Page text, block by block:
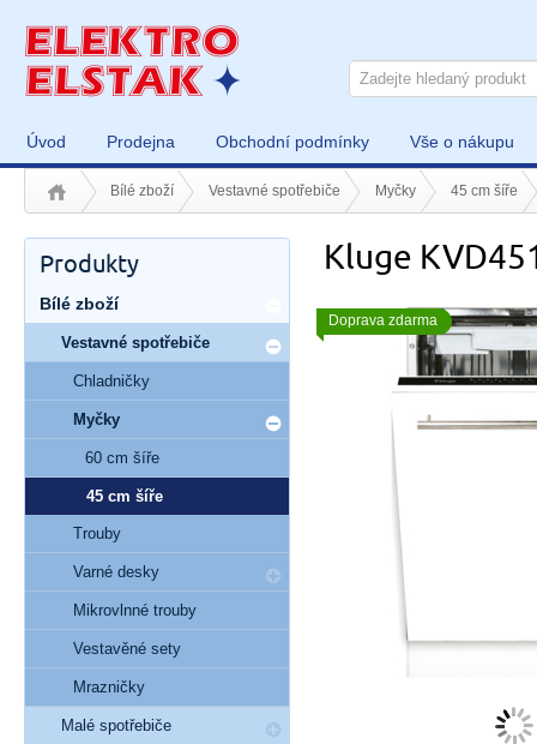
Úvod Prodejna Obchodní podmínky Vše o nákupu
Bílé zboží Vestavné spotřebiče Myčky 45 cm šíře
Kluge
Doprava zdarma
Produkty
Bílé zboží
Vestavné spotřebiče
Chladničky
Myčky
60 cm šíře
45 cm šíře
Trouby
Varné desky
Mikrovlnné trouby
Vestavěné sety
Mrazničky
Malé spotřebiče